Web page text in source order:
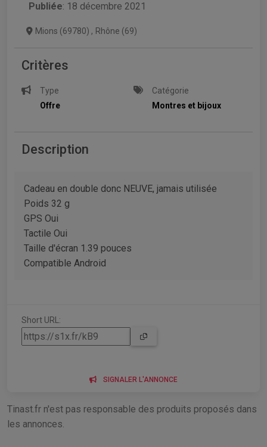
Publiée: 18 décembre 2021
Mions (69780) , Rhône (69)
Critères
Type
Offre
Catégorie
Montres et bijoux
Description
Cadeau en double donc NEUVE, jamais utilisée
Poids 32 g
GPS Oui
Tactile Oui
Taille d'écran 1.39 pouces
Compatible Android
Short URL:
SIGNALER L'ANNONCE
Tinast.fr n'est pas responsable des produits proposés dans
les annonces.